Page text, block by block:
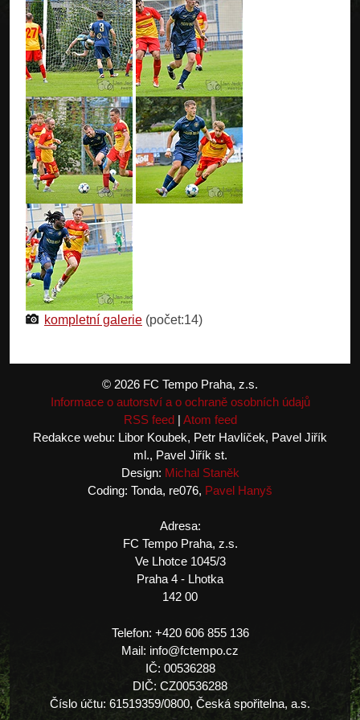
kompletní galerie (počet:14)
© 2026 FC Tempo Praha, z.s.
Informace o autorství a o ochraně osobních údajů
RSS feed| Atom feed
Redakce webu: Libor Koubek, Petr Havlíček, Pavel Jiřík
ml., Pavel Jiřík st.
Design: Michal Staněk
Coding: Tonda, re076, Pavel Hanyš
Adresa:
FC Tempo Praha, z.s.
Ve Lhotce 1045/3
Praha 4 - Lhotka
142 00
Telefon: +420 606 855 136
Mail: info@fctempo.cz
IČ: 00536288
DIČ: CZ00536288
Číslo účtu: 61519359/0800, Česká spořitelna, a.s.